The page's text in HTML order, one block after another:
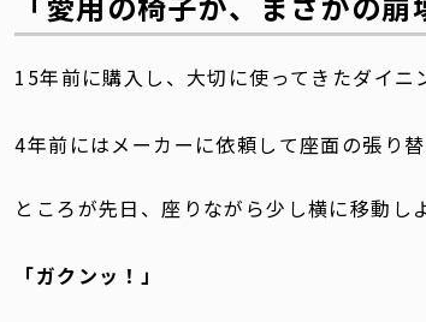
15年前に購入し、大切に使ってきたダイニ
4年前にはメーカーに依頼して座面の張り
ところが先日、座りながら少し横に移動し
「ガクンッ！」